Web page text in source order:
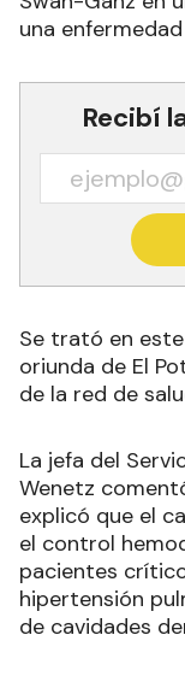
una
Recibí
Se trató en
oriunda de El
de la red de
La jefa del
Wenetz
explicó que el
el control
pacientes
hipertensión
de cavidades